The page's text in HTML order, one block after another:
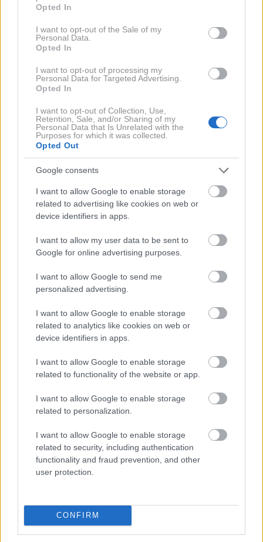
use your data for below specified purposes in below Google
consent section.
Opted In
I want to opt-out of the Sale of my
Personal Data.
Opted In
I want to opt-out of processing my
Personal Data for Targeted Advertising.
Opted In
I want to opt-out of Collection, Use,
Retention, Sale, and/or Sharing of my
Personal Data that Is Unrelated with the
Purposes for which it was collected.
Opted Out
Google consents
I want to allow Google to enable storage
related to advertising like cookies on web or
device identifiers in apps.
I want to allow my user data to be sent to
Google for online advertising purposes.
I want to allow Google to send me
personalized advertising.
I want to allow Google to enable storage
related to analytics like cookies on web or
device identifiers in apps.
I want to allow Google to enable storage
related to functionality of the website or app.
I want to allow Google to enable storage
related to personalization.
I want to allow Google to enable storage
related to security, including authentication
functionality and fraud prevention, and other
user protection.
CONFIRM
Morda bi se ga dalo prepoznati le pri vožnji in hitrih
manevrih na snežni podlagi, saj naj bi imel voznik
zaradi sistema tudi manj 'dela' z volanskim obročem.
Druga, očem skrita prenova je doletela dizelski motor.
Japonci predvsem nekakšen kovinski zatič, vstavljen
v bat, ki naj bi zmanjšal tresljaje in glasnost delovanja
motorja. A pridobitev je minimalna, zaradi katere
Mazdinega dizelskega motorja še vedno ne moremo
Večja oziroma očem vidna prenova je doletela
notranjost. Malce je spremenjen volanski obroč,
drugačna je grafika merilnikov, več funkcij je
sposoben prikazati projicirani zaslon (ki je še vedno
zasilni, torej se majhno steklo dvigne z zgornjega
dela armaturne plošče), bolj radodaren pa je tudi
prikazovalnik podatkov potovalnega računalnika.
varnostni sistemi. Omenimo naj sistem samodejnega
posledično se je delovanje sistema z največ 30
dvignilo na hitrost 80 kilometrov na uro. Hkrati sistem
ne prepoznava zgolj avtomobilov, ampak zavira tudi
pred pešci. Prav tako je izboljšana pomoč zaviranja
pri vožnji zunaj mesta, kjer se je zgornja meja
Prenovljena Mazda6 bo slovenskim kupcem na voljo